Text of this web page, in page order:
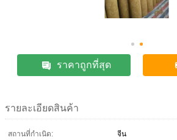
ราคาถูกที่สุด
รายละเอียดสินค้า
สถานที่กำเนิด:
จีน